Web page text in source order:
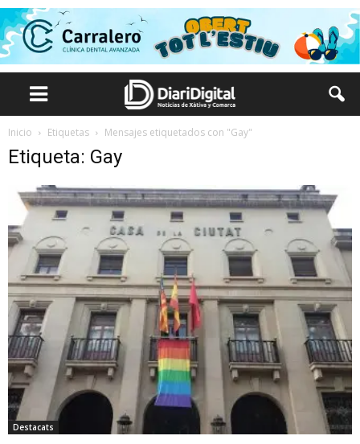
Inicio Etiquetas Mensajes etiquetados con "Gay"
Etiqueta: Gay
Destacats